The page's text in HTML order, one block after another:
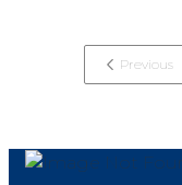
Previous